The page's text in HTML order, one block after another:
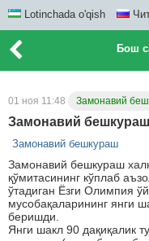
Lotinchada o'qish
Бош
01 ноя 11:48 Замонавий
Замонавий бешкураш
Замонавий бешкураш
Замонавий бешкураш
қўмитасининг кўплаб
ўтадиган Ёзги Олимпия
мусобақаларининг янги
беришди.
Янги шакл 90 дақиқалик